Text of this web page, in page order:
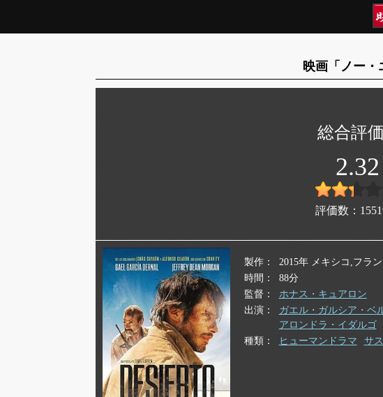
映画「ノー
2.32
評価数：
製作
2015年 メキシコ,フラン
時間
88分
監督
ホナス・キュアロン
出演
ガエル・ガルシア・ベ
アロンドラ・イダルゴ
種類
ヒューマンドラマ サ